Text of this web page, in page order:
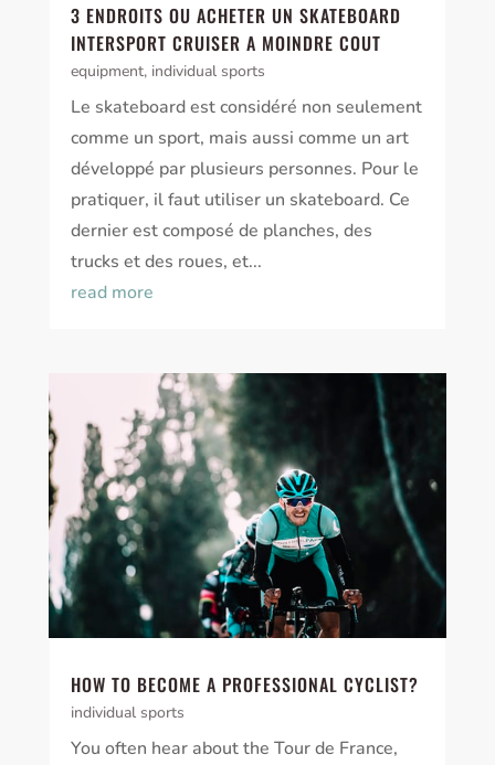
3 ENDROITS OU ACHETER UN SKATEBOARD
INTERSPORT CRUISER A MOINDRE COUT
equipment, individual sports
Le skateboard est considéré non seulement
comme un sport, mais aussi comme un art
développé par plusieurs personnes. Pour le
pratiquer, il faut utiliser un skateboard. Ce
dernier est composé de planches, des
trucks et des roues, et...
read more
HOW TO BECOME A PROFESSIONAL CYCLIST?
individual sports
You often hear about the Tour de France,